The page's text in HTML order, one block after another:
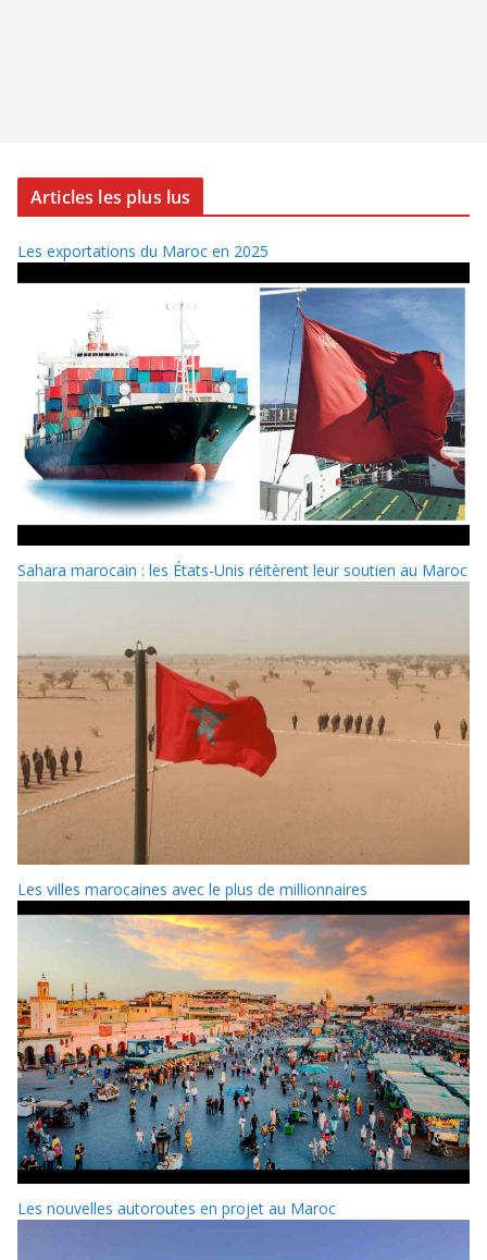
Articles les plus lus
Les exportations du Maroc en 2025
Sahara marocain : les États-Unis réitèrent leur soutien au Maroc
Les villes marocaines avec le plus de millionnaires
Les nouvelles autoroutes en projet au Maroc